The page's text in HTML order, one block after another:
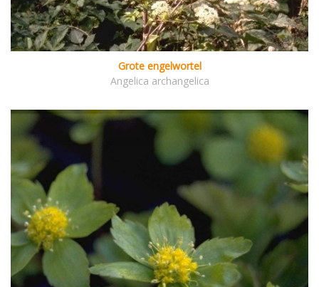
Grote engelwortel
Angelica archangelica